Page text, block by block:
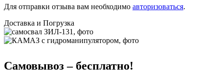
Для отправки отзыва вам необходимо авторизоваться.
Доставка и Погрузка
Самовывоз – бесплатно!